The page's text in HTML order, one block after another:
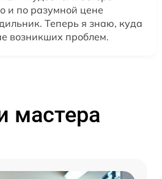
и по разумной цене
Теперь я знаю, куда
возникших проблем.
мастера